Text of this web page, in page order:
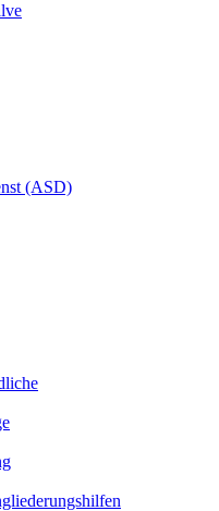
(ASD)